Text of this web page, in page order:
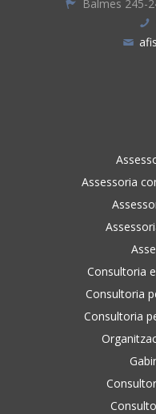
Balmes 245-
Assessoria
Consultoria
Consultoria
Consultoria